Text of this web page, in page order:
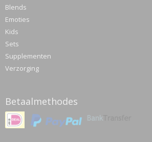
Blends
Emoties
Kids
Sets
Supplementen
Verzorging
Betaalmethodes